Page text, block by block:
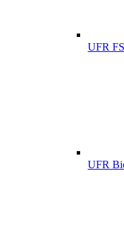
UFR
UFR